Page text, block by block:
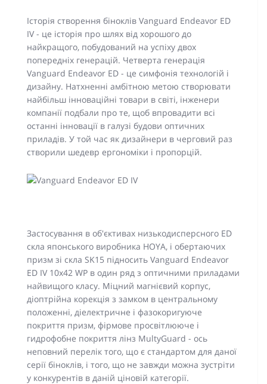
Історія створення біноклів Vanguard Endeavor ED
IV - це історія про шлях від хорошого до
найкращого, побудований на успіху двох
попередніх генерацій. Четверта генерація
Vanguard Endeavor ED - це симфонія технологій і
дизайну. Натхненні амбітною метою створювати
найбільш інноваційні товари в світі, інженери
компанії подбали про те, щоб впровадити всі
останні інновації в галузі будови оптичних
приладів. У той час як дизайнери в черговий раз
створили шедевр ергономіки і пропорцій.
Застосування в об'єктивах низькодисперсного ED
скла японського виробника HOYA, і обертаючих
призм зі скла SK15 підносить Vanguard Endeavor
ED IV 10x42 WP в один ряд з оптичними приладами
найвищого класу. Міцний магнієвий корпус,
діоптрійна корекція з замком в центральному
положенні, діелектричне і фазокоригуюче
покриття призм, фірмове просвітлююче і
гидрофобне покриття лінз MultyGuard - ось
неповний перелік того, що є стандартом для даної
серії біноклів, і того, що не завжди можна зустріти
у конкурентів в даній ціновій категорії.